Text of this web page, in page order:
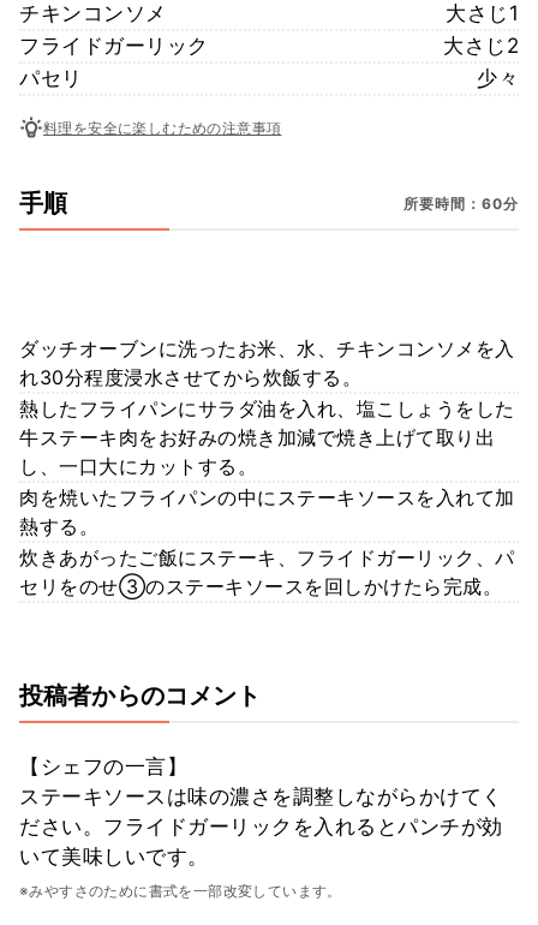
チキンコンソメ
大さじ1
フライドガーリック
大さじ2
パセリ
少々
料理を安全に楽しむための注意事項
手順 所要時間：60分
ダッチオーブンに洗ったお米、水、チキンコンソメを入
れ30分程度浸水させてから炊飯する。
熱したフライパンにサラダ油を入れ、塩こしょうをした
牛ステーキ肉をお好みの焼き加減で焼き上げて取り出
し、一口大にカットする。
肉を焼いたフライパンの中にステーキソースを入れて加
熱する。
炊きあがったご飯にステーキ、フライドガーリック、パ
セリをのせ③のステーキソースを回しかけたら完成。
投稿者からのコメント
【シェフの一言】
ステーキソースは味の濃さを調整しながらかけてく
ださい。フライドガーリックを入れるとパンチが効
いて美味しいです。
※みやすさのために書式を一部改変しています。